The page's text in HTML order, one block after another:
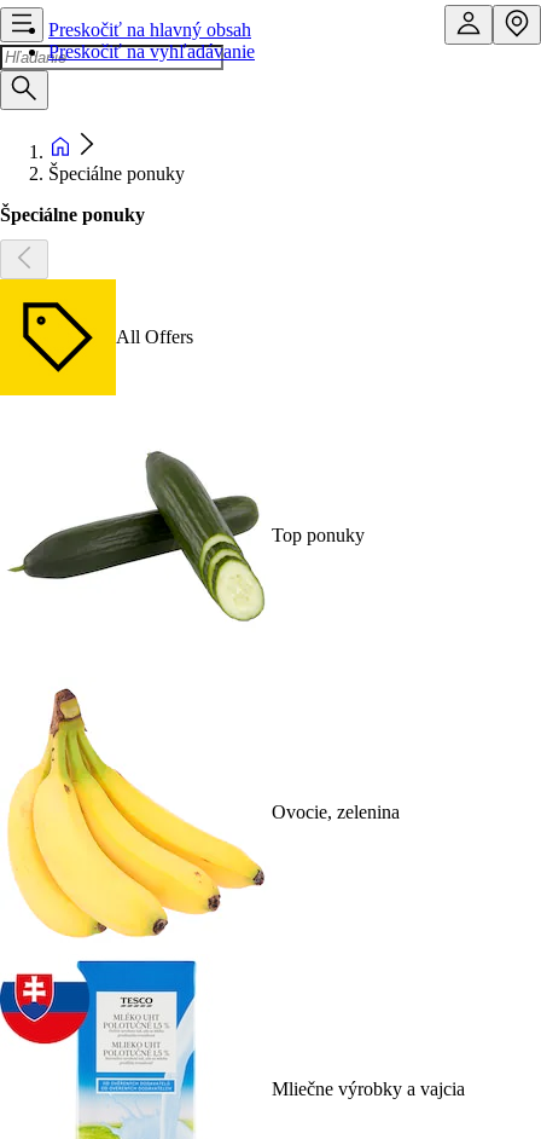
Preskočiť na hlavný obsah
Preskočiť na vyhľadávanie
Špeciálne ponuky
Špeciálne ponuky
All Offers
Top ponuky
Ovocie, zelenina
Mliečne výrobky a vajcia